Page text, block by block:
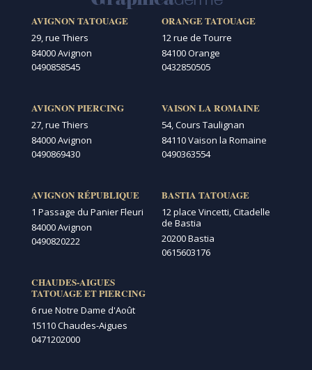
AVIGNON TATOUAGE
29, rue Thiers
84000 Avignon
0490858545
AVIGNON PIERCING
27, rue Thiers
84000 Avignon
0490869430
AVIGNON RÉPUBLIQUE
1 Passage du Panier Fleuri
84000 Avignon
0490820222
CHAUDES-AIGUES
TATOUAGE ET PIERCING
6 rue Notre Dame d'Août
15110 Chaudes-Aigues
0471202000
ORANGE TATOUAGE
12 rue de Tourre
84100 Orange
0432850505
VAISON LA ROMAINE
54, Cours Taulignan
84110 Vaison la Romaine
0490363554
BASTIA TATOUAGE
12 place Vincetti, Citadelle
de Bastia
20200 Bastia
0615603176